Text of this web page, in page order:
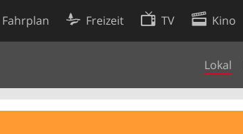
Fahrplan Freizeit TV Kino
Lokal
Cookie-Einstellungen
Entwickler